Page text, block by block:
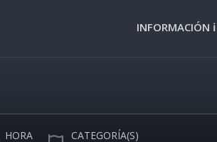
INFORMACIÓN ℹ️
NORMAS
HORA
CATEGORÍA(S)